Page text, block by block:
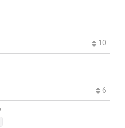
10
6